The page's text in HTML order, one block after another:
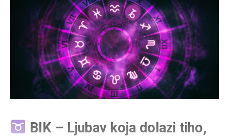
BIK – Ljubav koja dolazi tiho,